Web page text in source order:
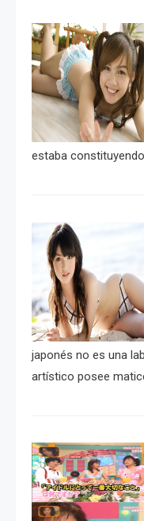
estaba
japonés no es una
artístico posee